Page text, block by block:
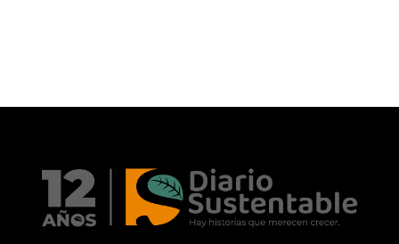
Actualidad Empresas
Emprendimiento
Agentes de cambio
Academia